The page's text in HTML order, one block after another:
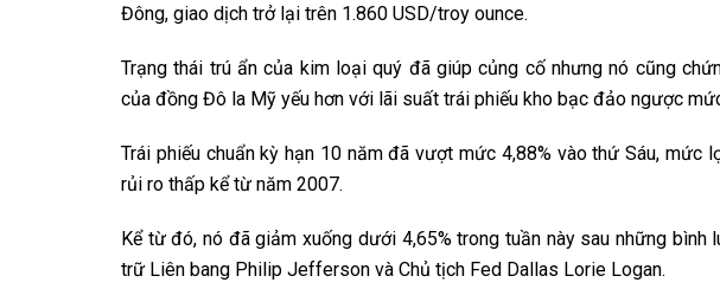
Đông, giao dịch trở lại trên 1.860 USD/troy ounce.
Trạng thái trú ẩn của kim loại quý đã giúp củng cố nhưng nó cũng
của đồng Đô la Mỹ yếu hơn với lãi suất trái phiếu kho bạc đảo ngược
Trái phiếu chuẩn kỳ hạn 10 năm đã vượt mức 4,88% vào thứ Sáu, mức
rủi ro thấp kể từ năm 2007.
Kể từ đó, nó đã giảm xuống dưới 4,65% trong tuần này sau những bình
trữ Liên bang Philip Jefferson và Chủ tịch Fed Dallas Lorie Logan.